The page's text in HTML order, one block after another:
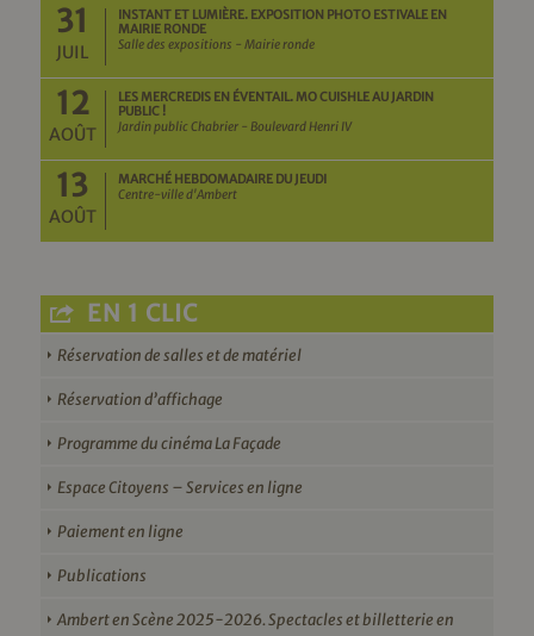
31
JUIL
INSTANT ET LUMIÈRE. EXPOSITION PHOTO ESTIVALE EN
MAIRIE RONDE
Salle des expositions - Mairie ronde
12
AOÛT
LES MERCREDIS EN ÉVENTAIL. MO CUISHLE AU JARDIN
PUBLIC !
Jardin public Chabrier - Boulevard Henri IV
13
AOÛT
MARCHÉ HEBDOMADAIRE DU JEUDI
Centre-ville d'Ambert
EN 1 CLIC
Réservation de salles et de matériel
Réservation d’affichage
Programme du cinéma La Façade
Espace Citoyens – Services en ligne
Paiement en ligne
Publications
Ambert en Scène 2025-2026. Spectacles et billetterie en